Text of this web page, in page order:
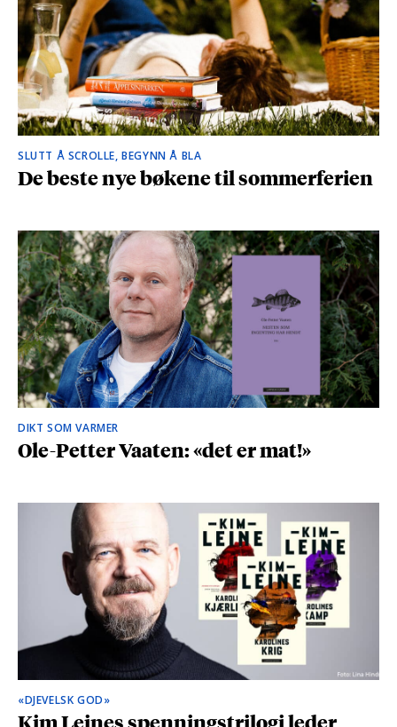
SLUTT Å SCROLLE, BEGYNN Å BLA
De beste nye bøkene til sommerferien
DIKT SOM VARMER
Ole-Petter Vaaten: «det er mat!»
«DJEVELSK GOD»
Kim Leines spenningstrilogi leder